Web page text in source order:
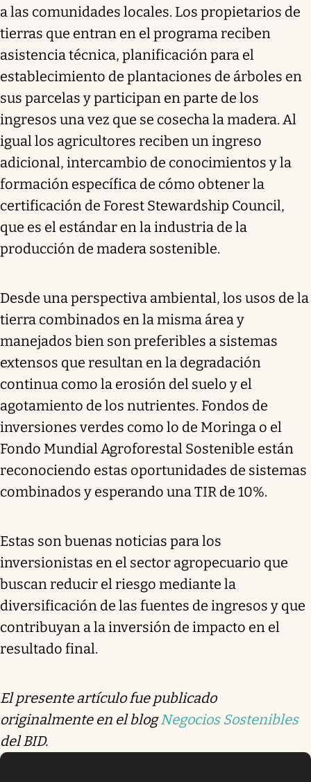
a las comunidades locales. Los propietarios de
tierras que entran en el programa reciben
asistencia técnica, planificación para el
establecimiento de plantaciones de árboles en
sus parcelas y participan en parte de los
ingresos una vez que se cosecha la madera. Al
igual los agricultores reciben un ingreso
adicional, intercambio de conocimientos y la
formación específica de cómo obtener la
certificación de Forest Stewardship Council,
que es el estándar en la industria de la
producción de madera sostenible.
Desde una perspectiva ambiental, los usos de la
tierra combinados en la misma área y
manejados bien son preferibles a sistemas
extensos que resultan en la degradación
continua como la erosión del suelo y el
agotamiento de los nutrientes. Fondos de
inversiones verdes como lo de Moringa o el
Fondo Mundial Agroforestal Sostenible están
reconociendo estas oportunidades de sistemas
combinados y esperando una TIR de 10%.
Estas son buenas noticias para los
inversionistas en el sector agropecuario que
buscan reducir el riesgo mediante la
diversificación de las fuentes de ingresos y que
contribuyan a la inversión de impacto en el
resultado final.
El presente artículo fue publicado
originalmente en el blogNegocios Sostenibles
del BID.